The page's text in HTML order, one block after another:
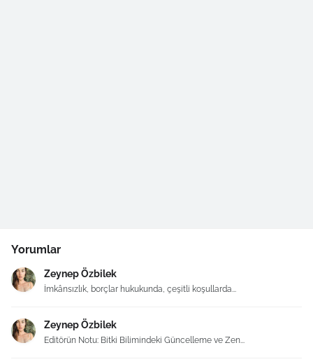
Yorumlar
Zeynep Özbilek
İmkânsızlık, borçlar hukukunda, çeşitli koşullarda...
Zeynep Özbilek
Editörün Notu: Bitki Bilimindeki Güncelleme ve Zen...